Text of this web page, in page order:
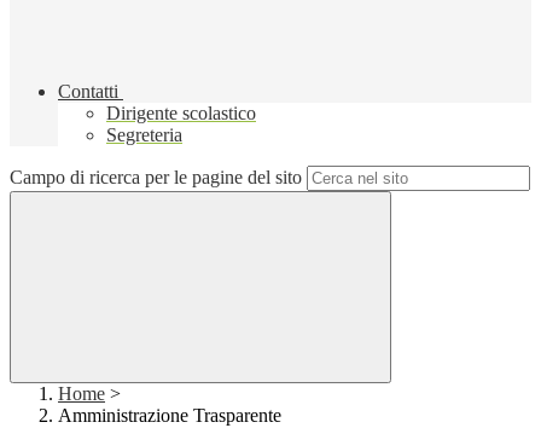
Contatti
Dirigente scolastico
Segreteria
Campo di ricerca per le pagine del sito
Home >
Amministrazione Trasparente